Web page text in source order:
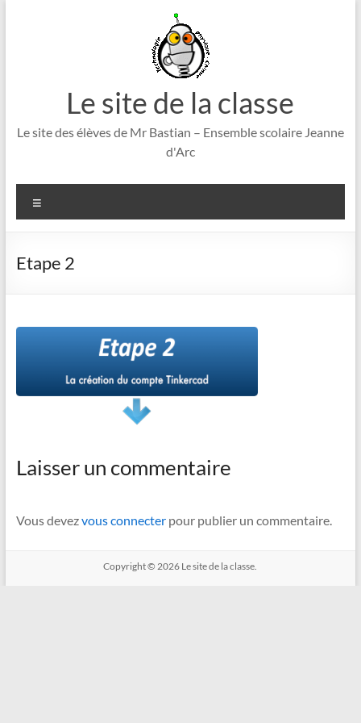
Le site de la classe
Le site des élèves de Mr Bastian – Ensemble scolaire Jeanne
d'Arc
Etape 2
Laisser un commentaire
Vous devezvous connecterpour publier un commentaire.
Copyright © 2026 Le site de la classe.